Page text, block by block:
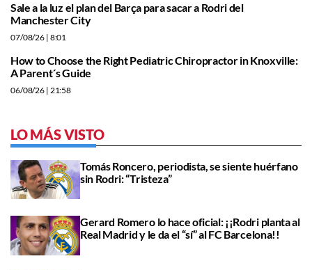
Sale a la luz el plan del Barça para sacar a Rodri del
Manchester City
07/08/26 | 8:01
How to Choose the Right Pediatric Chiropractor in Knoxville:
A Parent´s Guide
06/08/26 | 21:58
LO MÁS VISTO
Tomás Roncero, periodista, se siente huérfano
sin Rodri: “Tristeza”
Gerard Romero lo hace oficial: ¡¡Rodri planta al
Real Madrid y le da el “sí” al FC Barcelona!!